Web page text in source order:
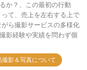
か？、この最初の行動
て、売上を左右する上で
ら撮影サービスの多様化
影経験や実績を問わず個
撮影＆写真について